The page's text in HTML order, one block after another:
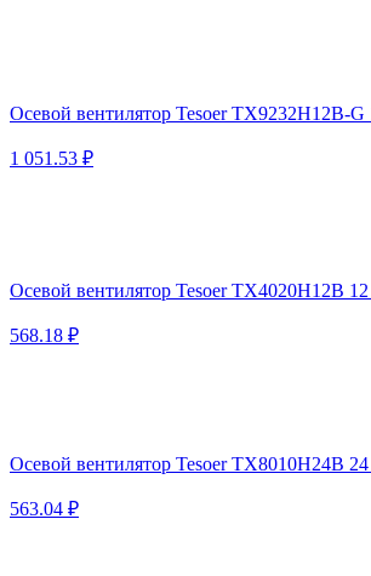
Осевой вентилятор Tesoer TX9232H12B-G
1 051.53 ₽
Осевой вентилятор Tesoer TX4020H12B
568.18 ₽
Осевой вентилятор Tesoer TX8010H24B
563.04 ₽